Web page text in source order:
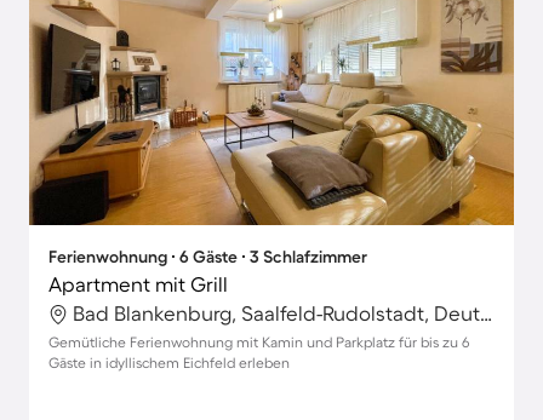
Ferienwohnung ∙ 6 Gäste ∙ 3 Schlafzimmer
Apartment mit Grill
Bad Blankenburg, Saalfeld-Rudolstadt, Deutschland
Gemütliche Ferienwohnung mit Kamin und Parkplatz für bis zu 6
Gäste in idyllischem Eichfeld erleben